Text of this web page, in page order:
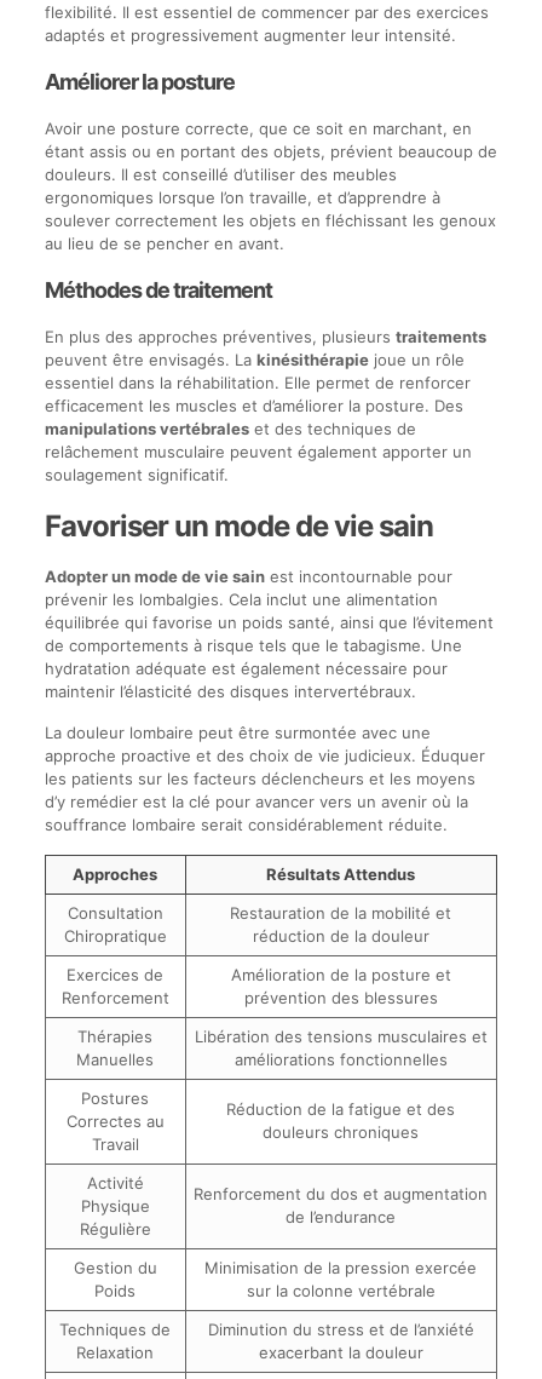
flexibilité. Il est essentiel de commencer par des exercices
adaptés et progressivement augmenter leur intensité.
Améliorer la posture
Avoir une posture correcte, que ce soit en marchant, en
étant assis ou en portant des objets, prévient beaucoup de
douleurs. Il est conseillé d’utiliser des meubles
ergonomiques lorsque l’on travaille, et d’apprendre à
soulever correctement les objets en fléchissant les genoux
au lieu de se pencher en avant.
Méthodes de traitement
En plus des approches préventives, plusieurs traitements
peuvent être envisagés. La kinésithérapiejoue un rôle
essentiel dans la réhabilitation. Elle permet de renforcer
efficacement les muscles et d’améliorer la posture. Des
manipulations vertébraleset des techniques de
relâchement musculaire peuvent également apporter un
soulagement significatif.
Favoriser un mode de vie sain
Adopter un mode de vie sainest incontournable pour
prévenir les lombalgies. Cela inclut une alimentation
équilibrée qui favorise un poids santé, ainsi que l’évitement
de comportements à risque tels que le tabagisme. Une
hydratation adéquate est également nécessaire pour
maintenir l’élasticité des disques intervertébraux.
La douleur lombaire peut être surmontée avec une
approche proactive et des choix de vie judicieux. Éduquer
les patients sur les facteurs déclencheurs et les moyens
d’y remédier est la clé pour avancer vers un avenir où la
souffrance lombaire serait considérablement réduite.
Approches
Résultats Attendus
Consultation
Chiropratique
Restauration de la mobilité et
réduction de la douleur
Exercices de
Renforcement
Amélioration de la posture et
prévention des blessures
Thérapies
Manuelles
Libération des tensions musculaires et
améliorations fonctionnelles
Postures
Correctes au
Travail
Réduction de la fatigue et des
douleurs chroniques
Activité
Physique
Régulière
Renforcement du dos et augmentation
de l’endurance
Gestion du
Poids
Minimisation de la pression exercée
sur la colonne vertébrale
Techniques de
Relaxation
Diminution du stress et de l’anxiété
exacerbant la douleur